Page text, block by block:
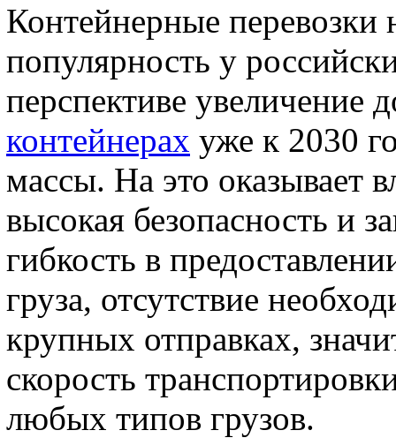
Контейнерные
популярность у
перспективе увеличение
контейнерах уже к 2030
массы. На это оказывает
высокая безопасность и
гибкость в
груза, отсутствие
крупных отправках,
скорость
любых типов грузов.